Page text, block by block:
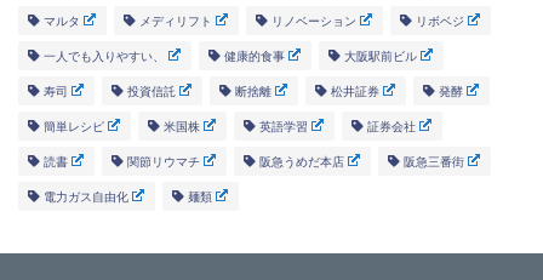
マルタ メディリフト リノベーション リボベジ
一人でも入りやすい、 健康的食事 大阪駅前ビル
寿司 投資信託 断捨離 松井証券 発酵
簡単レシピ 米国株 英語学習 証券会社
読書 関節リウマチ 阪急うめだ本店 阪急三番街
電力ガス自由化 麺類